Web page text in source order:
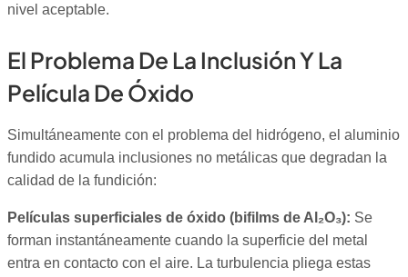
nivel aceptable.
El Problema De La Inclusión Y La
Película De Óxido
Simultáneamente con el problema del hidrógeno, el aluminio
fundido acumula inclusiones no metálicas que degradan la
calidad de la fundición:
Películas superficiales de óxido (bifilms de Al₂O₃): Se
forman instantáneamente cuando la superficie del metal
entra en contacto con el aire. La turbulencia pliega estas